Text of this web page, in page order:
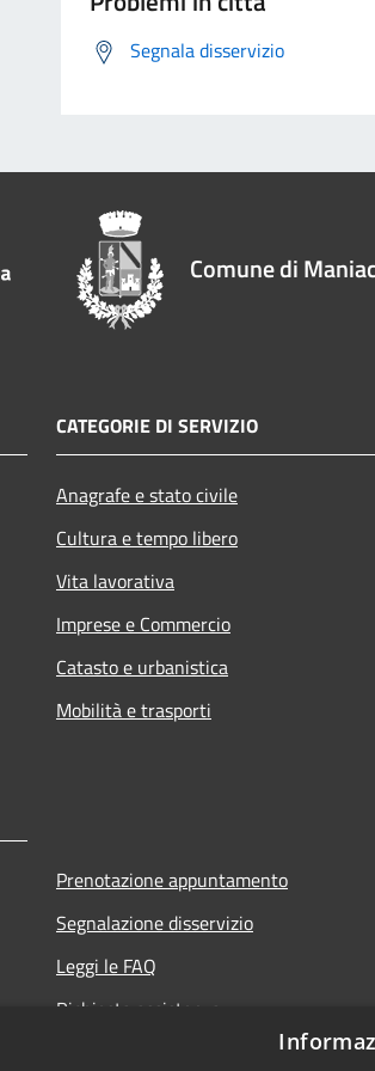
Segnala disservizio
Comune di
CATEGORIE DI SERVIZIO
Anagrafe e stato civile
Cultura e tempo libero
Vita lavorativa
Imprese e Commercio
Catasto e urbanistica
Mobilità e trasporti
Prenotazione appuntamento
Segnalazione disservizio
Leggi le FAQ
Richiesta assistenza